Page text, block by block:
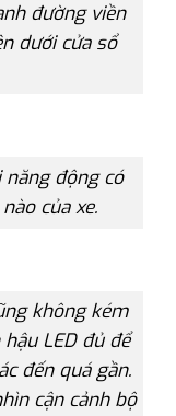
đường viền
dưới cửa sổ
năng động có
của xe.
không kém
LED đủ để
đến quá gần.
cận cảnh bộ